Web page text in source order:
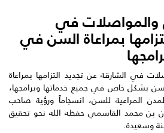
والمواصلات في
بمراعاة السن في
في الشارقة عن تجديد التزامها بمراعاة
السن بشكل خاص في جميع خدماتها وبرامجها،
المراعية للسن، انسجاماً ورؤية صاحب
بن محمد القاسمي حفظه الله نحو تحقيق
وسعيدة.